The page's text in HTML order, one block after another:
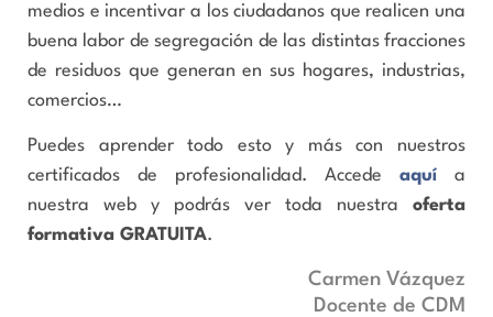
medios e incentivar a los ciudadanos que realicen una
buena labor de segregación de las distintas fracciones
de residuos que generan en sus hogares, industrias,
comercios…
Puedes aprender todo esto y más con nuestros
certificados de profesionalidad. Accedeaquí a
nuestra web y podrás ver toda nuestra oferta
formativa GRATUITA.
Carmen Vázquez
Docente de CDM